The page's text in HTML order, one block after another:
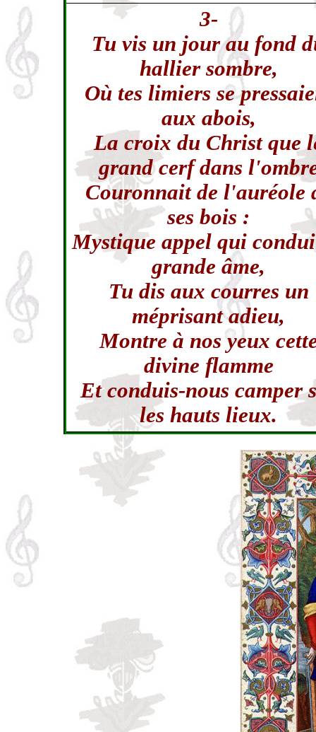
3-
Tu vis un jour au fond
hallier sombre,
Où tes limiers se
aux abois,
La croix du Christ que
grand cerf dans
Couronnait de l'auréole
ses bois :
Mystique appel qui
grande âme,
Tu dis aux courres un
méprisant adieu,
Montre à nos yeux
divine flamme
Et conduis-nous camper
les hauts lieux.